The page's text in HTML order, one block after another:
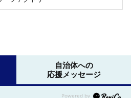
自治体への
応援メッセージ